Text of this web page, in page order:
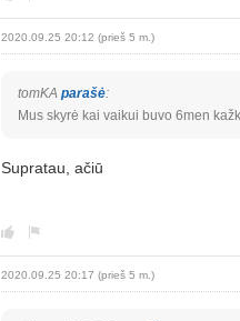
2020.09.25 20:12 (prieš 5 m.)
tomKA parašė:
Mus skyrė kai vaikui buvo 6men
Supratau, ačiū
2020.09.25 20:17 (prieš 5 m.)